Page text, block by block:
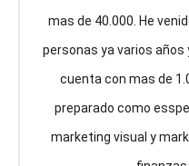
mas de 40.000. He
personas ya varios años
cuenta con mas de
preparado como
marketing visual y